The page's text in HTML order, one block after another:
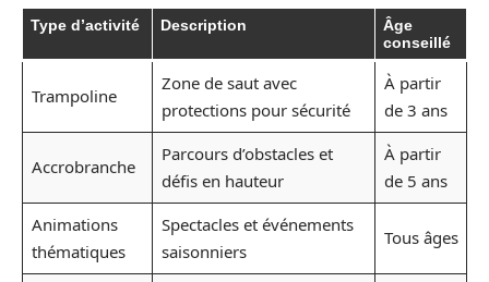
Type d’activité Description
Âge
conseillé
Trampoline
Zone de saut avec
protections pour sécurité
À partir
de 3 ans
Accrobranche
Parcours d’obstacles et
défis en hauteur
À partir
de 5 ans
Animations
thématiques
Spectacles et événements
saisonniers
Tous âges